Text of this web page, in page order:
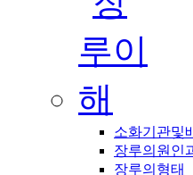
소화기관및
장루의원인
장루의형태